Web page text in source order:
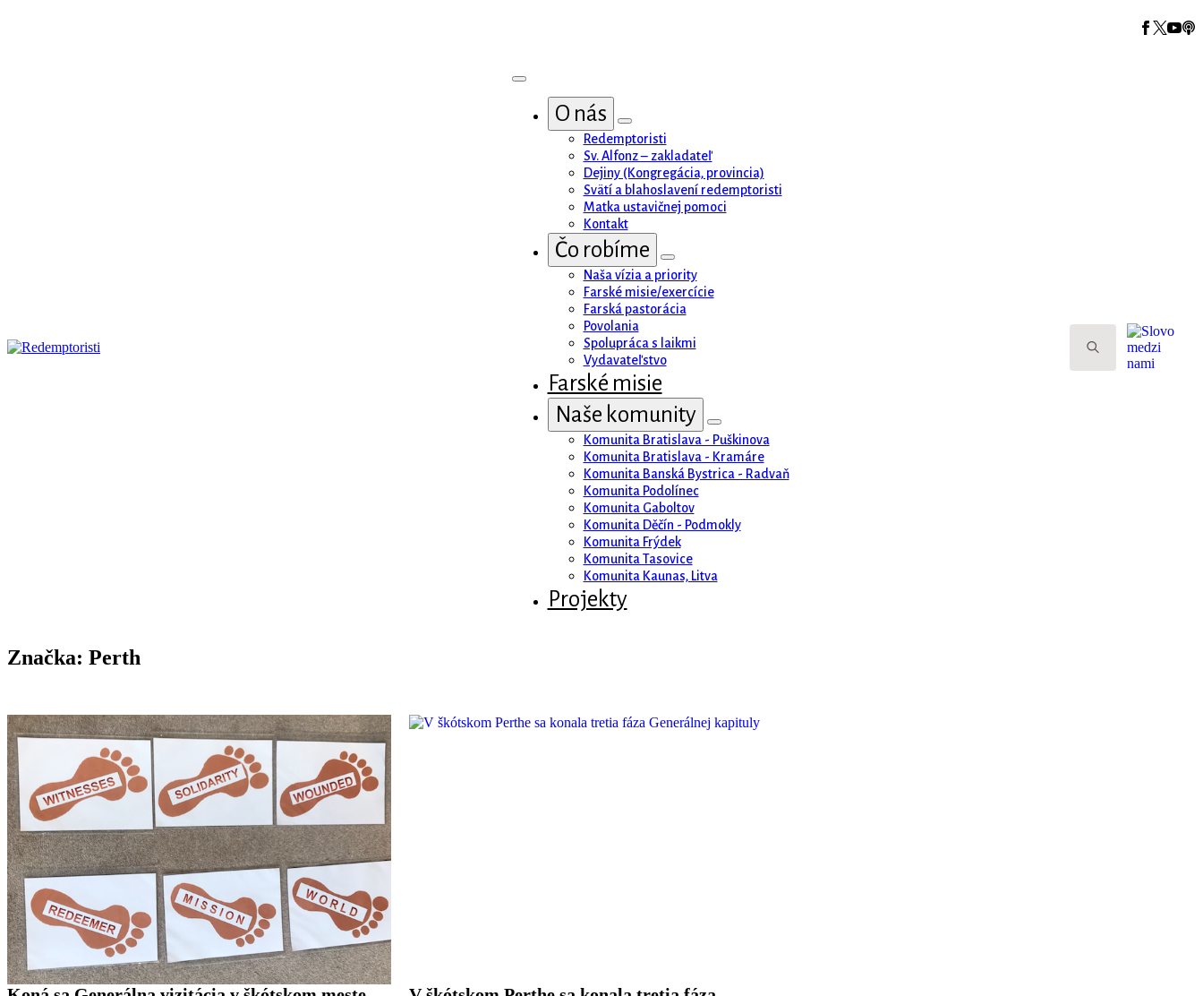
O nás
Redemptoristi
Sv. Alfonz – zakladateľ
Dejiny (Kongregácia, provincia)
Svätí a blahoslavení redemptoristi
Matka ustavičnej pomoci
Kontakt
Čo robíme
Naša vízia a priority
Farské misie/exercície
Farská pastorácia
Povolania
Spolupráca s laikmi
Vydavateľstvo
Farské misie
Naše komunity
Komunita Bratislava - Puškinova
Komunita Bratislava - Kramáre
Komunita Banská Bystrica - Radvaň
Komunita Podolínec
Komunita Gaboltov
Komunita Děčín - Podmokly
Komunita Frýdek
Komunita Tasovice
Komunita Kaunas, Litva
Projekty
Dejiny (Kongregácia, provincia)
Svätí a blahoslavení redemptoristi
Matka ustavičnej pomoci
Kontakt
Čo robíme
Naša vízia a priority
Farské misie/exercície
Farská pastorácia
Povolania
Spolupráca s laikmi
Vydavateľstvo
Farské misie
Naše komunity
Komunita Bratislava - Puškinova
Komunita Bratislava - Kramáre
Komunita Banská Bystrica - Radvaň
Komunita Podolínec
Komunita Gaboltov
Komunita Děčín - Podmokly
Komunita Frýdek
Komunita Tasovice
Komunita Kaunas, Litva
Projekty
Značka: Perth